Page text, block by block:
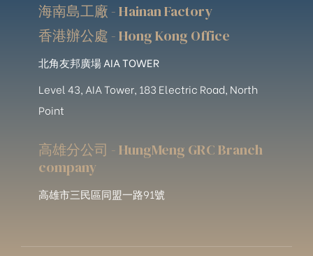
海南島工廠 - Hainan Factory
香港辦公處 - Hong Kong Office
北角友邦廣場 AIA TOWER
Level 43, AIA Tower, 183 Electric Road, North
Point
高雄分公司 - HungMeng GRC Branch
company
高雄市三民區同盟一路91號